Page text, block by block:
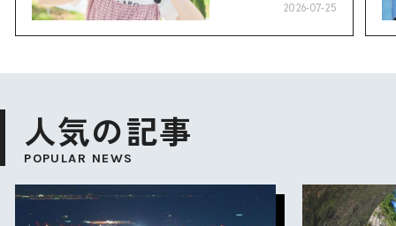
2026-07-25
人気の記事
POPULAR NEWS